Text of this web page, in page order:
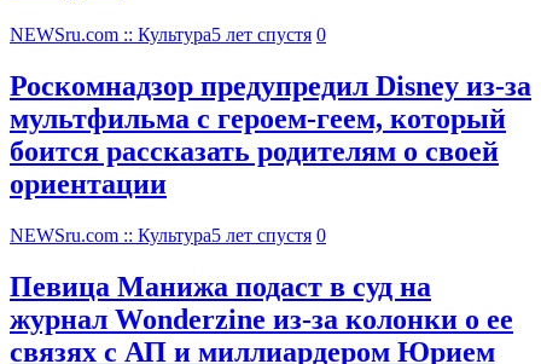
NEWSru.com :: Культура5 лет спустя 0
Роскомнадзор предупредил Disney из-за
мультфильма c героем-геем, который
боится рассказать родителям о своей
ориентации
NEWSru.com :: Культура5 лет спустя 0
Певица Манижа подаст в суд на
журнал Wonderzine из-за колонки о ее
связях с АП и миллиардером Юрием